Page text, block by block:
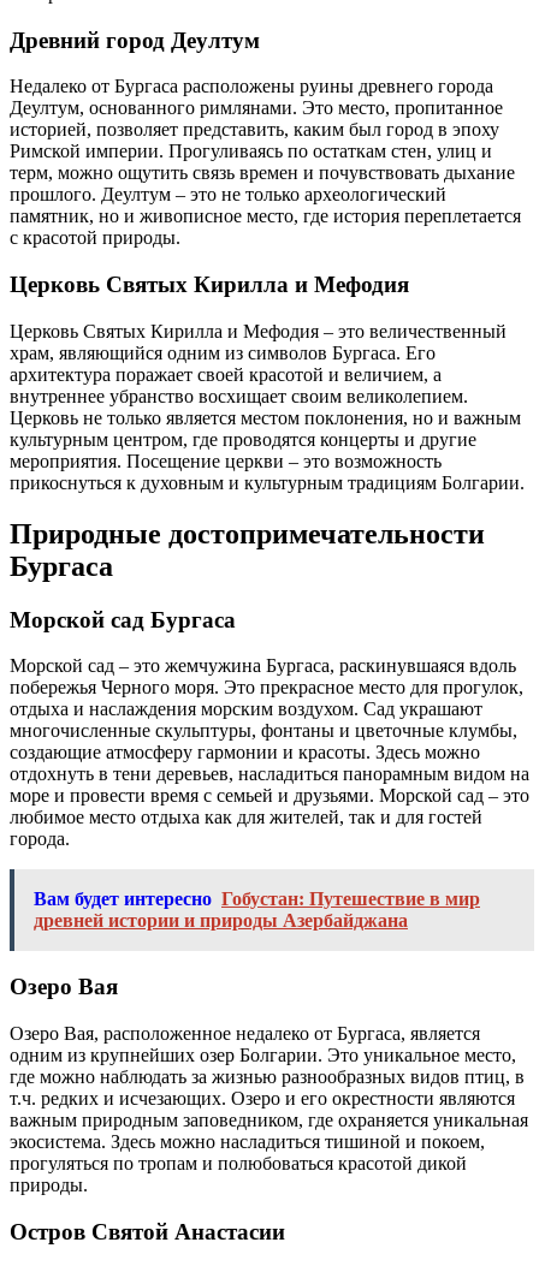
Древний город Деултум
Недалеко от Бургаса расположены руины древнего города
Деултум, основанного римлянами. Это место, пропитанное
историей, позволяет представить, каким был город в эпоху
Римской империи. Прогуливаясь по остаткам стен, улиц и
терм, можно ощутить связь времен и почувствовать дыхание
прошлого. Деултум – это не только археологический
памятник, но и живописное место, где история переплетается
с красотой природы.
Церковь Святых Кирилла и Мефодия
Церковь Святых Кирилла и Мефодия – это величественный
храм, являющийся одним из символов Бургаса. Его
архитектура поражает своей красотой и величием, а
внутреннее убранство восхищает своим великолепием.
Церковь не только является местом поклонения, но и важным
культурным центром, где проводятся концерты и другие
мероприятия. Посещение церкви – это возможность
прикоснуться к духовным и культурным традициям Болгарии.
Природные достопримечательности
Бургаса
Морской сад Бургаса
Морской сад – это жемчужина Бургаса, раскинувшаяся вдоль
побережья Черного моря. Это прекрасное место для прогулок,
отдыха и наслаждения морским воздухом. Сад украшают
многочисленные скульптуры, фонтаны и цветочные клумбы,
создающие атмосферу гармонии и красоты. Здесь можно
отдохнуть в тени деревьев, насладиться панорамным видом на
море и провести время с семьей и друзьями. Морской сад – это
любимое место отдыха как для жителей, так и для гостей
города.
Вам будет интересно Гобустан: Путешествие в мир
древней истории и природы Азербайджана
Озеро Вая
Озеро Вая, расположенное недалеко от Бургаса, является
одним из крупнейших озер Болгарии. Это уникальное место,
где можно наблюдать за жизнью разнообразных видов птиц, в
т.ч. редких и исчезающих. Озеро и его окрестности являются
важным природным заповедником, где охраняется уникальная
экосистема. Здесь можно насладиться тишиной и покоем,
прогуляться по тропам и полюбоваться красотой дикой
природы.
Остров Святой Анастасии